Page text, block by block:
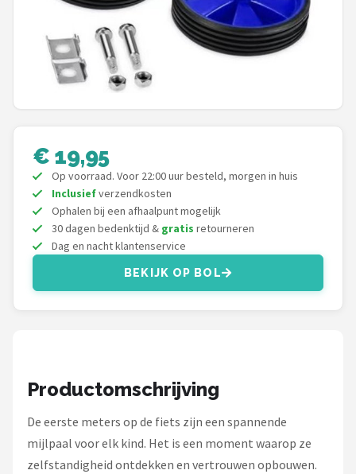
POPULAIRE MERKEN
Basil
Volare
ABUS
AXA
New Looxs
Shimano
Cortina
Alle merken →
€ 19,95
Op voorraad. Voor 22:00 uur besteld, morgen in huis
Inclusiefverzendkosten
Ophalen bij een afhaalpunt mogelijk
30 dagen bedenktijd & gratis retourneren
Dag en nacht klantenservice
BEKIJK OP BOL
Productomschrijving
De eerste meters op de fiets zijn een spannende
mijlpaal voor elk kind. Het is een moment waarop ze
zelfstandigheid ontdekken en vertrouwen opbouwen.